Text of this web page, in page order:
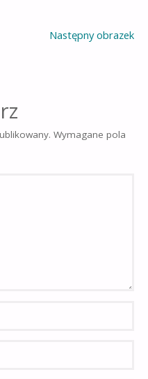
Następny obrazek
Wymagane pola